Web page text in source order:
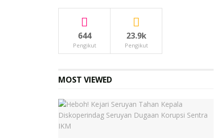
644
Pengikut
23.9k
Pengikut
MOST VIEWED